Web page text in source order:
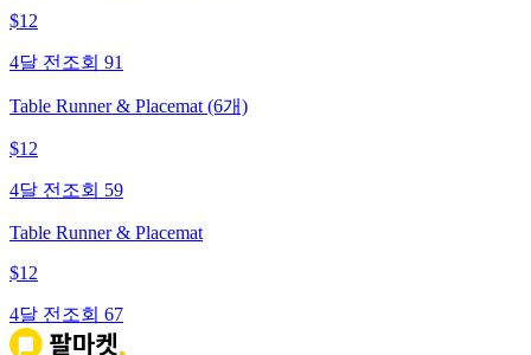
$12
4달 전 조회 91
Table Runner & Placemat (6개)
$12
4달 전 조회 59
Table Runner & Placemat
$12
4달 전 조회 67